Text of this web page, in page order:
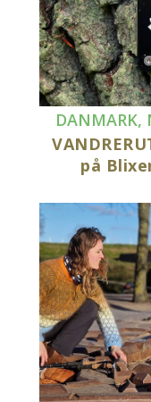
DANMARK,
på